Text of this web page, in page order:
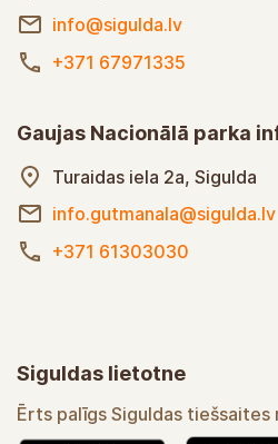
info@sigulda.lv
+371 67971335
Gaujas Nacionālā parka
Turaidas iela 2a, Sigulda
info.gutmanala@sigulda.lv
+371 61303030
Siguldas lietotne
Ērts palīgs Siguldas tiešsaites